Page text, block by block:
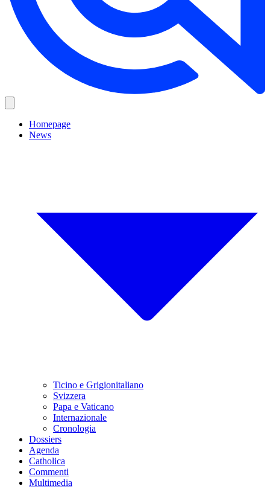
Homepage
News
Ticino e Grigionitaliano
Svizzera
Papa e Vaticano
Internazionale
Cronologia
Dossiers
Agenda
Catholica
Commenti
Multimedia